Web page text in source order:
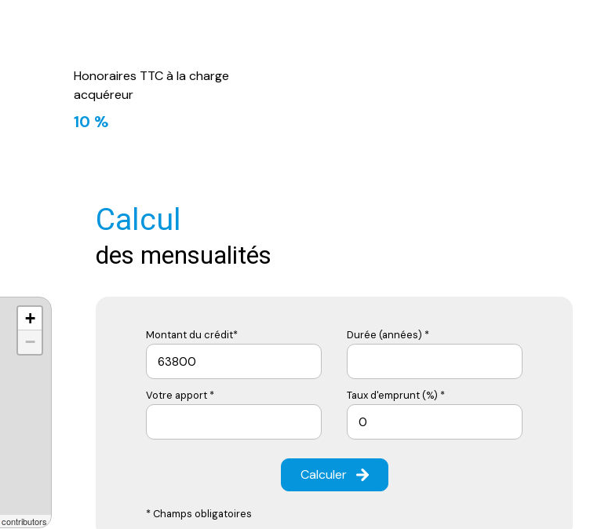
Honoraires TTC à la charge
acquéreur
10 %
+
−
contributors
Calcul
des mensualités
Montant du crédit* Durée (années) *
Votre apport * Taux d'emprunt (%) *
Calculer
* Champs obligatoires